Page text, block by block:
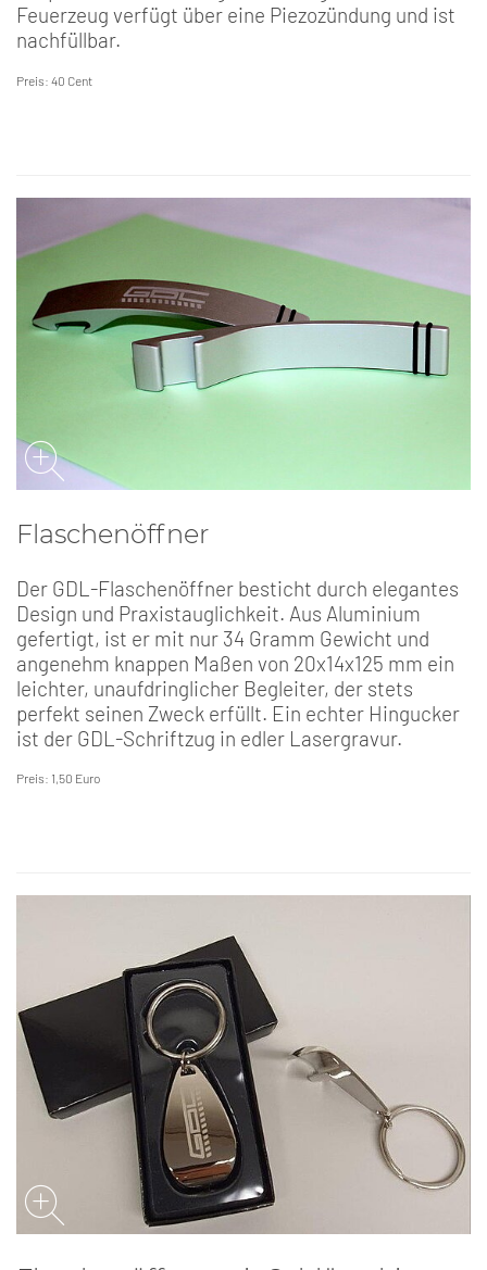
Feuerzeug verfügt über eine Piezozündung und ist
nachfüllbar.
Preis: 40 Cent
Flaschenöffner
Der GDL-Flaschenöffner besticht durch elegantes
Design und Praxistauglichkeit. Aus Aluminium
gefertigt, ist er mit nur 34 Gramm Gewicht und
angenehm knappen Maßen von 20x14x125 mm ein
leichter, unaufdringlicher Begleiter, der stets
perfekt seinen Zweck erfüllt. Ein echter Hingucker
ist der GDL-Schriftzug in edler Lasergravur.
Preis: 1,50 Euro